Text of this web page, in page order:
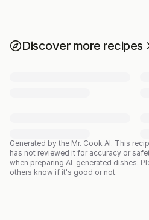
Discover more recipes
Generated by the Mr. Cook AI. This
has not reviewed it for accuracy or
when preparing AI-generated dishes.
others know if it's good or not.